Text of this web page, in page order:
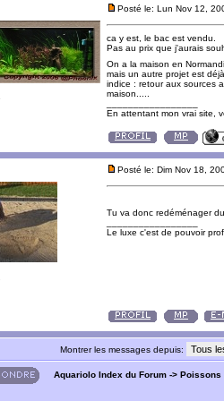
Posté le: Lun Nov 12,
ca y est, le bac est vendu.
Pas au prix que j'aurais
On a la maison en
mais un autre projet est
indice : retour aux sources
maison.....
En attentant mon vrai site,
Posté le: Dim Nov 18,
Tu va donc redéménager
Le luxe c'est de pouvoir
Montrer les messages depuis:
Aquariolo Index du Forum -> Poissons